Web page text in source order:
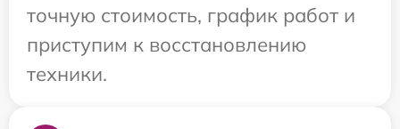
точную стоимость, график работ и
приступим к восстановлению
техники.